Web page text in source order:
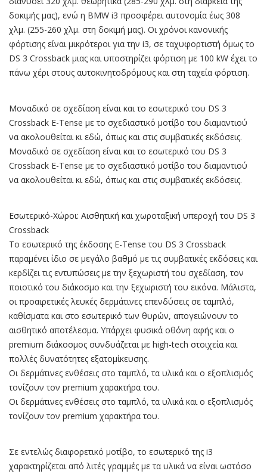
δοκιμής μας), ενώ η BMW i3 προσφέρει αυτονομία έως 308
χλμ. (255-260 χλμ. στη δοκιμή μας). Οι χρόνοι κανονικής
φόρτισης είναι μικρότεροι για την i3, σε ταχυφορτιστή όμως το
DS 3 Crossback μιας και υποστηρίζει φόρτιση με 100 kW έχει το
πάνω χέρι στους αυτοκινητοδρόμους και στη ταχεία φόρτιση.
Μoναδικό σε σχεδίαση είναι και το εσωτερικό του DS 3
Crossback Ε-Τense με το σχεδιαστικό μοτίβο του διαμαντιού
να ακολουθείται κι εδώ, όπως και στις συμβατικές εκδόσεις.
Μoναδικό σε σχεδίαση είναι και το εσωτερικό του DS 3
Crossback Ε-Τense με το σχεδιαστικό μοτίβο του διαμαντιού
να ακολουθείται κι εδώ, όπως και στις συμβατικές εκδόσεις.
Εσωτερικό-Χώροι: Αισθητική και χωροταξική υπεροχή του DS 3
Crossback
Το εσωτερικό της έκδοσης E-Tense του DS 3 Crossback
παραμένει ίδιο σε μεγάλο βαθμό με τις συμβατικές εκδόσεις και
κερδίζει τις εντυπώσεις με την ξεχωριστή του σχεδίαση, τον
ποιοτικό του διάκοσμο και την ξεχωριστή του εικόνα. Μάλιστα,
οι προαιρετικές λευκές δερμάτινες επενδύσεις σε ταμπλό,
καθίσματα και στο εσωτερικό των θυρών, απογειώνουν το
αισθητικό αποτέλεσμα. Υπάρχει φυσικά οθόνη αφής και ο
premium διάκοσμος συνδυάζεται με high-tech στοιχεία και
πολλές δυνατότητες εξατομίκευσης.
Οι δερμάτινες ενθέσεις στο ταμπλό, τα υλικά και ο εξοπλισμός
τονίζουν τον premium χαρακτήρα του.
Οι δερμάτινες ενθέσεις στο ταμπλό, τα υλικά και ο εξοπλισμός
τονίζουν τον premium χαρακτήρα του.
Σε εντελώς διαφορετικό μοτίβο, το εσωτερικό της i3
χαρακτηρίζεται από λιτές γραμμές με τα υλικά να είναι ωστόσο